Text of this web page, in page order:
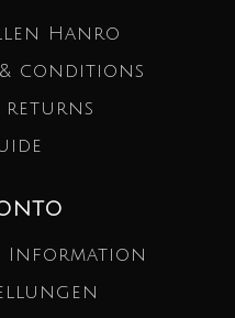
Hanro
conditions
returns
Information